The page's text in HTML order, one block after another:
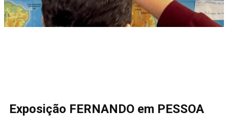
Exposição FERNANDO em PESSOA